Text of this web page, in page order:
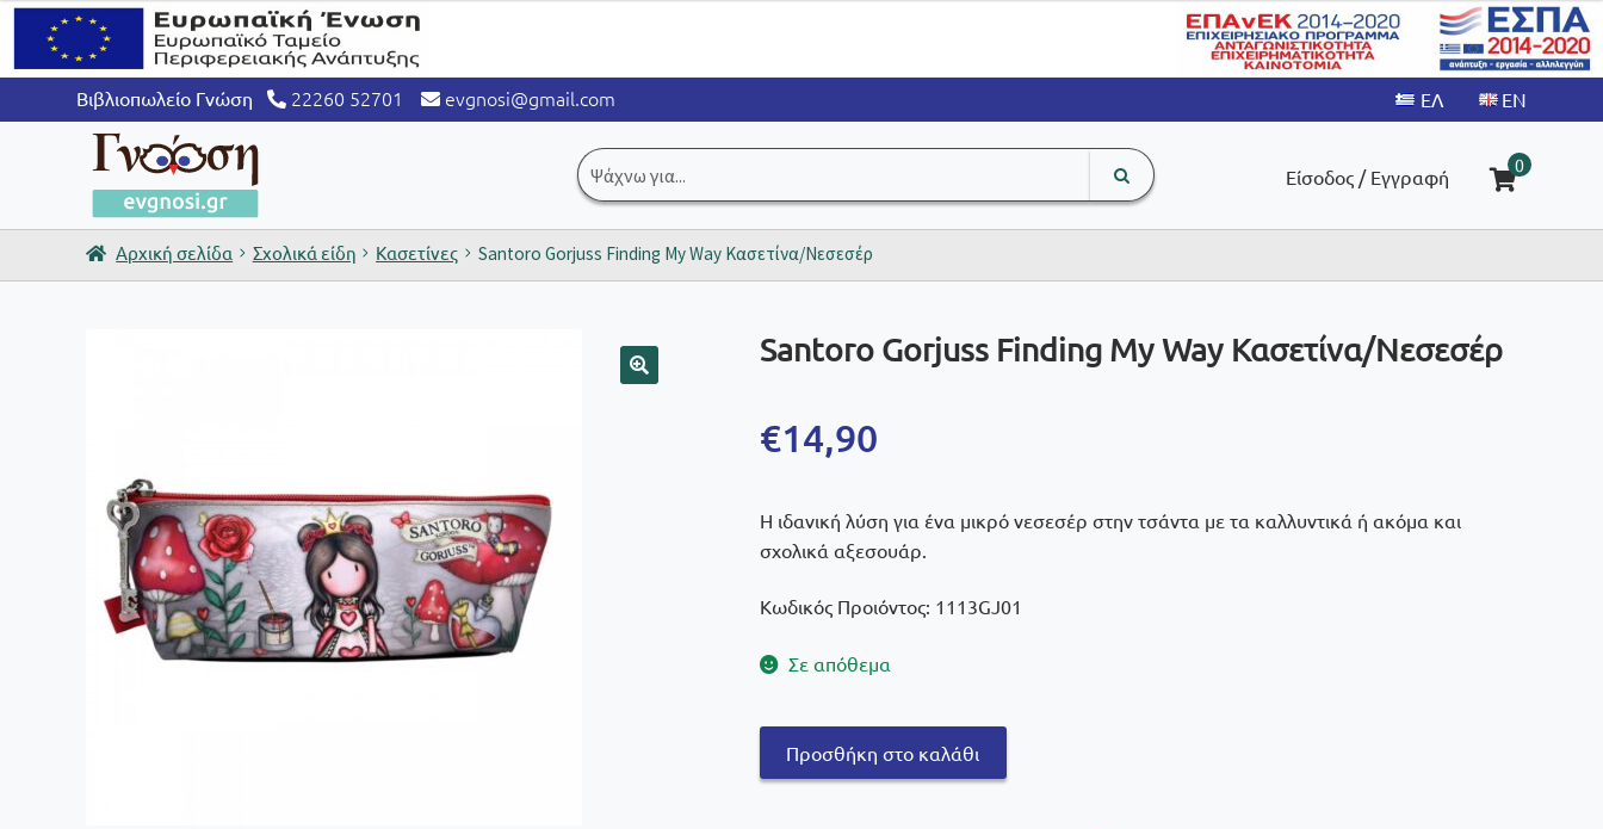
Βιβλιοπωλείο Γνώση 22260 52701 evgnosi@gmail.com
Αναζήτηση
για:
search
input
Είσοδος / Εγγραφή
0
Αρχική σελίδα Σχολικά είδη Κασετίνες Santoro Gorjuss Finding My Way Κασετίνα/Νεσεσέρ
Santoro Gorjuss Finding My Way Κασετίνα/Νεσεσέρ
€14,90
Η ιδανική λύση για ένα μικρό νεσεσέρ στην τσάντα με τα καλλυντικά ή ακόμα και
σχολικά αξεσουάρ.
Κωδικός Προιόντος: 1113GJ01
Σε απόθεμα
Gorjuss
Προσθήκη στο καλάθι